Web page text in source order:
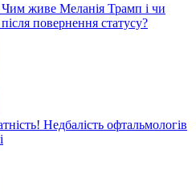
живе Меланія Трамп і чи
повернення статусу?
Недбалість офтальмологів